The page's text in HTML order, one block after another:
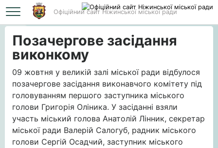
Офіційний сайт Ніжинської міської ради
Головна Позачергове засідання виконкому
Позачергове засідання
виконкому
09 жовтня у великій залі міської ради відбулося
позачергове засідання виконавчого комітету під
головуванням першого заступника міського
голови Григорія Оліника. У засіданні взяли
участь міський голова Анатолій Лінник, секретар
міської ради Валерій Салогуб, радник міського
голови Сергій Осадчий, заступник міського